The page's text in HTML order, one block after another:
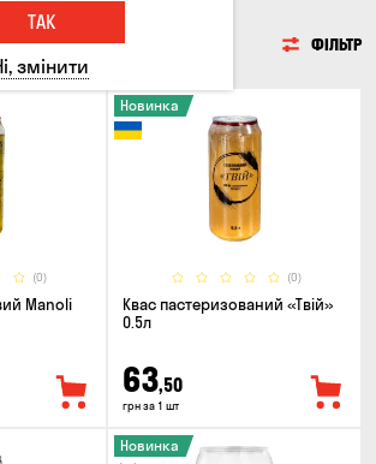
ФІЛЬТР
(0)
Manoli
(0)
Новинка
Квас пастеризований «Твій»
0.5л
63,50
грн за 1 шт
Новинка
ТАК
змінити